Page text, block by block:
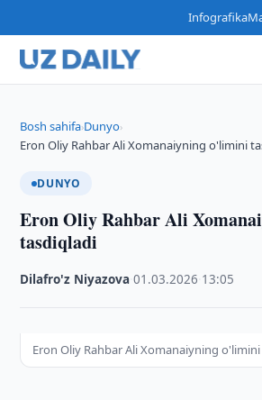
Infografika
Bosh sahifa›Dunyo›
Eron Oliy Rahbar Ali Xomanaiyning o'limini
DUNYO
Eron Oliy Rahbar Ali
tasdiqladi
Dilafro'z Niyazova ·01.03.2026 13:05
Eron Oliy Rahbar Ali Xomanaiyning